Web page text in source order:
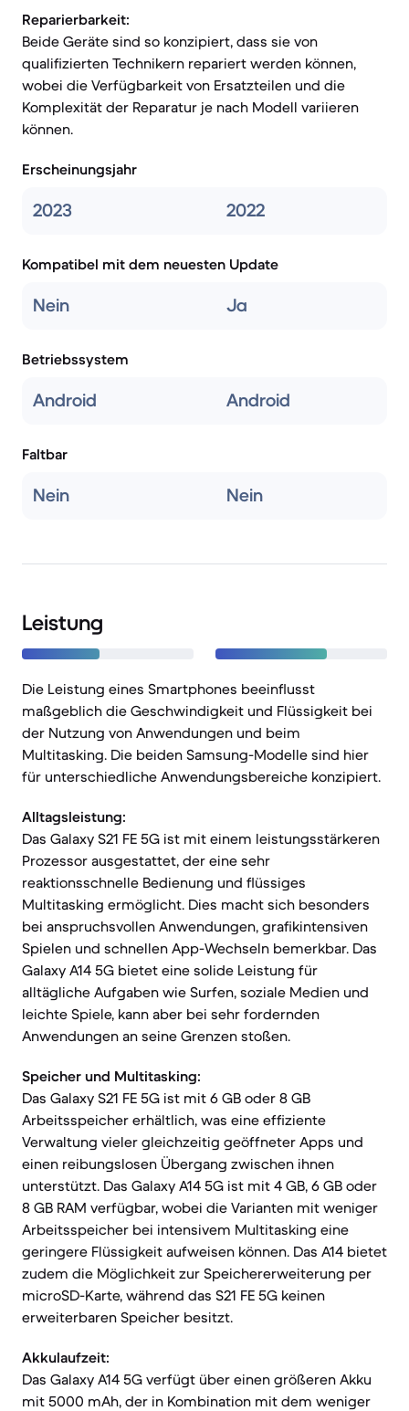
Reparierbarkeit:
Beide Geräte sind so konzipiert, dass sie von
qualifizierten Technikern repariert werden können,
wobei die Verfügbarkeit von Ersatzteilen und die
Komplexität der Reparatur je nach Modell variieren
können.
Erscheinungsjahr
2023 2022
Kompatibel mit dem neuesten Update
Nein Ja
Betriebssystem
Android Android
Faltbar
Nein Nein
Leistung
Die Leistung eines Smartphones beeinflusst
maßgeblich die Geschwindigkeit und Flüssigkeit bei
der Nutzung von Anwendungen und beim
Multitasking. Die beiden Samsung-Modelle sind hier
für unterschiedliche Anwendungsbereiche konzipiert.
Alltagsleistung:
Das Galaxy S21 FE 5G ist mit einem leistungsstärkeren
Prozessor ausgestattet, der eine sehr
reaktionsschnelle Bedienung und flüssiges
Multitasking ermöglicht. Dies macht sich besonders
bei anspruchsvollen Anwendungen, grafikintensiven
Spielen und schnellen App-Wechseln bemerkbar. Das
Galaxy A14 5G bietet eine solide Leistung für
alltägliche Aufgaben wie Surfen, soziale Medien und
leichte Spiele, kann aber bei sehr fordernden
Anwendungen an seine Grenzen stoßen.
Speicher und Multitasking:
Das Galaxy S21 FE 5G ist mit 6 GB oder 8 GB
Arbeitsspeicher erhältlich, was eine effiziente
Verwaltung vieler gleichzeitig geöffneter Apps und
einen reibungslosen Übergang zwischen ihnen
unterstützt. Das Galaxy A14 5G ist mit 4 GB, 6 GB oder
8 GB RAM verfügbar, wobei die Varianten mit weniger
Arbeitsspeicher bei intensivem Multitasking eine
geringere Flüssigkeit aufweisen können. Das A14 bietet
zudem die Möglichkeit zur Speichererweiterung per
microSD-Karte, während das S21 FE 5G keinen
erweiterbaren Speicher besitzt.
Akkulaufzeit:
Das Galaxy A14 5G verfügt über einen größeren Akku
mit 5000 mAh, der in Kombination mit dem weniger